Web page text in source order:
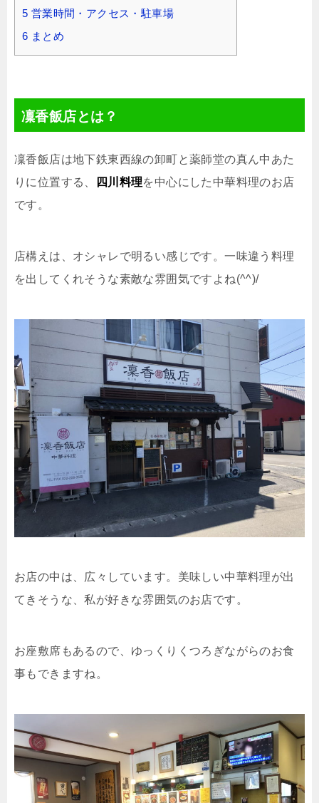
5 営業時間・アクセス・駐車場
6 まとめ
凜香飯店とは？
凜香飯店は地下鉄東西線の卸町と薬師堂の真ん中あた
りに位置する、
四川料理を中心にした中華料理のお店
です。
店構えは、オシャレで明るい感じです。一味違う料理
を出してくれそうな素敵な雰囲気ですよね(^^)/
お店の中は、広々しています。美味しい中華料理が出
てきそうな、私が好きな雰囲気のお店です。
お座敷席もあるので、ゆっくりくつろぎながらのお食
事もできますね。